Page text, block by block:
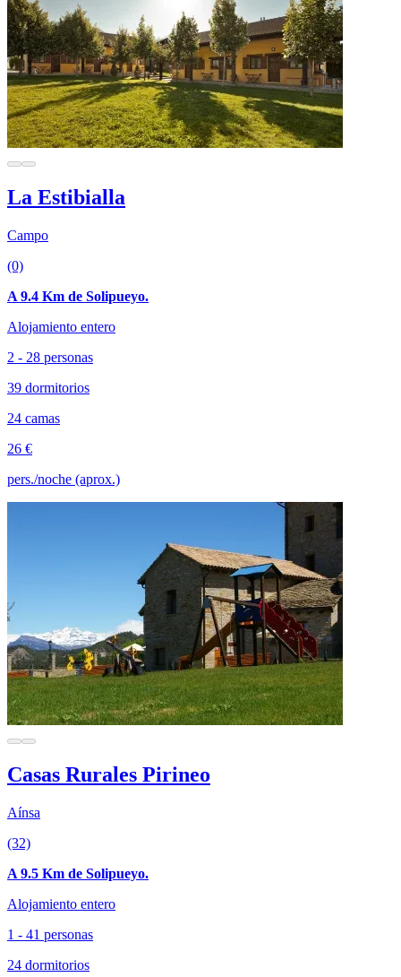
La Estibialla
Campo
(0)
A 9.4 Km de Solipueyo.
Alojamiento entero
2 - 28 personas
39 dormitorios
24 camas
26 €
pers./noche (aprox.)
Casas Rurales Pirineo
Aínsa
(32)
A 9.5 Km de Solipueyo.
Alojamiento entero
1 - 41 personas
24 dormitorios